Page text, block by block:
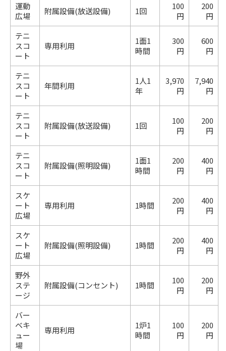
運動
広場
附属設備(放送設備) 1回
100
円
200
円
テニ
スコ
ート
専用利用
1面1
時間
300
円
600
円
テニ
スコ
ート
年間利用
1人1
年
3,970
円
7,940
円
テニ
スコ
ート
附属設備(放送設備) 1回
100
円
200
円
テニ
スコ
ート
附属設備(照明設備)
1面1
時間
200
円
400
円
スケ
ート
広場
専用利用 1時間
200
円
400
円
スケ
ート
広場
附属設備(照明設備) 1時間
200
円
400
円
野外
ステ
ージ
附属設備(コンセント) 1時間
100
円
200
円
バー
ベキ
ュー
場
専用利用
1炉1
時間
100
円
200
円